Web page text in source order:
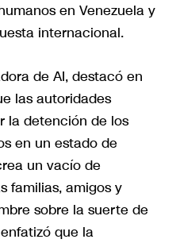
en Venezuela y
internacional.
de AI, destacó en
las autoridades
la detención de los
en un estado de
un vacío de
familias, amigos y
sobre la suerte de
que la